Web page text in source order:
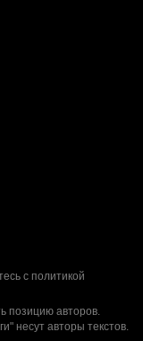
с политикой
позицию авторов.
несут авторы текстов.